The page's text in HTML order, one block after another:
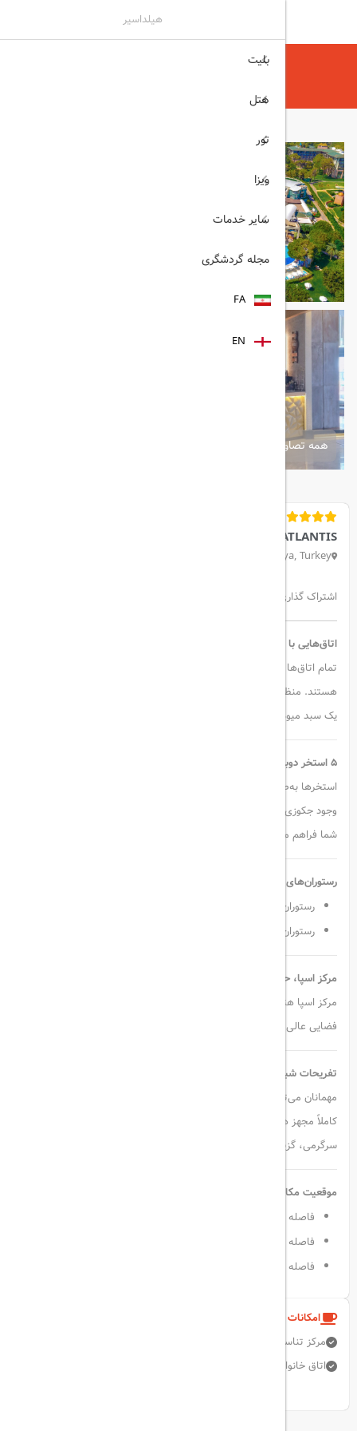
هیلداسیر
همه تصاویر
LIMAK ATLANTIS
Belek, Kongre Caddesi 12/A, 07506 Serik/Antalya, Turkey
اشتراک گذاری:
اتاق‌هایی با طراحی مدرن و مناظر دل‌انگیز
تمام اتاق‌ها مجهز به سیستم تهویه مطبوع، بالکن مبله، مینی‌بار و تلویزیون
هستند. منظره اتاق‌ها رو به دریا، باغ یا استخر است. همچنین در هر اتاق
یک سبد میوه و یک بطری رایگان شراب برای مهمانان فراهم شده است.
۵ استخر دوبلکس با طراحی خاص و جکوزی‌های آرامش‌بخش
استخرها به‌صورت دو طبقه طراحی شده‌اند و با درختان نخل احاطه شده‌اند.
وجود جکوزی‌ها در فضای استخرها، امکان استراحت و تمدد اعصاب را برای
شما فراهم می‌کند.
رستوران‌های متنوع با غذاهای بین‌المللی و محلی
رستوران
رستوران‌های آلاکارته با منوی سوشی ژاپنی و غذاهای مکزیکی
مرکز اسپا، حمام ترکی و سونا
مرکز اسپا هتل با امکاناتی مانند حمام سنتی ترکی، سونا و خدمات ماساژ
فضایی عالی برای رهایی از استرس و خستگی روزمره فراهم کرده است.
تفریحات شبانه و امکانات ورزشی کامل
مهمانان می‌توانند از برنامه‌های شبانه، اجرای موسیقی و باشگاه ورزشی
کاملاً مجهز هتل استفاده کنند. این هتل برای علاقه‌مندان به ورزش و
سرگرمی، گزینه‌ای فوق‌العاده است.
موقعیت مکانی و جاذبه‌های اطراف
فاصله تا آبشار Manavgat: حدود ۳۵ کیلومتر
فاصله تا شهر باستانی Aspendos: حدود ۳۰ کیلومتر
فاصله تا فرودگاه آنتالیا: تنها ۴۰ کیلومتر
امکانات و خدمات هتل
مرکز تناسب اندام
اتاق خانواده
هیلداسیر
بلیت
هتل
تور
ویزا
سایر خدمات
مجله گردشگری
FA
EN